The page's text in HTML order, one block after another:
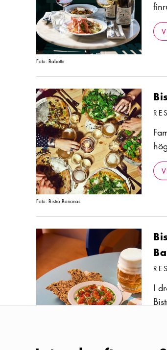
Foto: Babette
ut
Foto: Bistro Bananas
I